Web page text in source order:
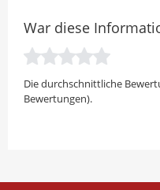
War diese
Die durchschnittliche
Bewertungen).